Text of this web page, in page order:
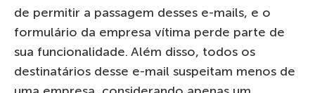
de permitir a passagem desses e-mails, e o
formulário da empresa vítima perde parte de
sua funcionalidade. Além disso, todos os
destinatários desse e-mail suspeitam menos de